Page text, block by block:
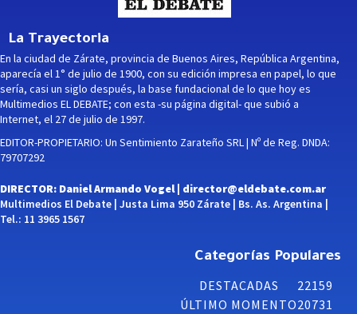
La Trayectoria
En la ciudad de Zárate, provincia de Buenos Aires, República Argentina,
aparecía el 1° de julio de 1900, con su edición impresa en papel, lo que
sería, casi un siglo después, la base fundacional de lo que hoy es
Multimedios EL DEBATE; con esta -su página digital- que subió a
Internet, el 27 de julio de 1997.
EDITOR-PROPIETARIO: Un Sentimiento Zarateño SRL | Nº de Reg. DNDA:
79707292
DIRECTOR: Daniel Armando Vogel | director@eldebate.com.ar
Multimedios El Debate | Justa Lima 950 Zárate | Bs. As. Argentina |
Tel.: 11 3965 1567
Categorías Populares
DESTACADAS
22159
ÚLTIMO MOMENTO20731